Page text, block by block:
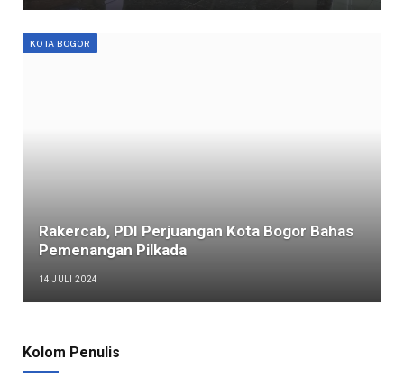
KOTA BOGOR
Rakercab, PDI Perjuangan Kota Bogor Bahas
Pemenangan Pilkada
14 JULI 2024
Kolom Penulis